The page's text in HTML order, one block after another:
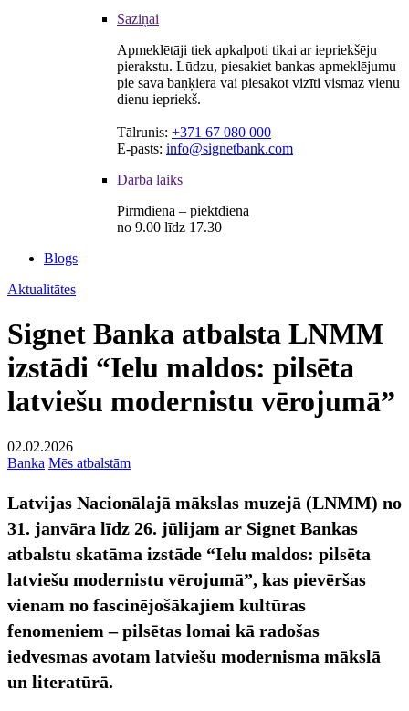
Saziņai
Apmeklētāji tiek apkalpoti tikai ar iepriekšēju
pierakstu. Lūdzu, piesakiet bankas apmeklējumu
pie sava baņķiera vai piesakot vizīti vismaz vienu
dienu iepriekš.
Tālrunis: +371 67 080 000
E-pasts: info@signetbank.com
Darba laiks
Pirmdiena – piektdiena
no 9.00 līdz 17.30
Blogs
Aktualitātes
Signet Banka atbalsta LNMM
izstādi “Ielu maldos: pilsēta
latviešu modernistu vērojumā”
02.02.2026
Banka Mēs atbalstām
Latvijas Nacionālajā mākslas muzejā (LNMM) no
31. janvāra līdz 26. jūlijam ar Signet Bankas
atbalstu skatāma izstāde “Ielu maldos: pilsēta
latviešu modernistu vērojumā”, kas pievēršas
vienam no fascinējošākajiem kultūras
fenomeniem – pilsētas lomai kā radošas
iedvesmas avotam latviešu modernisma mākslā
un literatūrā.